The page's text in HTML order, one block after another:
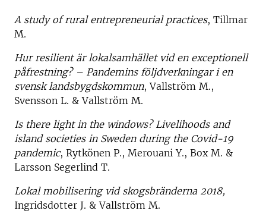
A study of rural entrepreneurial practices, Tillmar
M.
Hur resilient är lokalsamhället vid en exceptionell
påfrestning? – Pandemins följdverkningar i en
svensk landsbygdskommun, Vallström M.,
Svensson L. & Vallström M.
Is there light in the windows? Livelihoods and
island societies in Sweden during the Covid-19
pandemic, Rytkönen P., Merouani Y., Box M. &
Larsson Segerlind T.
Lokal mobilisering vid skogsbränderna 2018,
Ingridsdotter J. & Vallström M.